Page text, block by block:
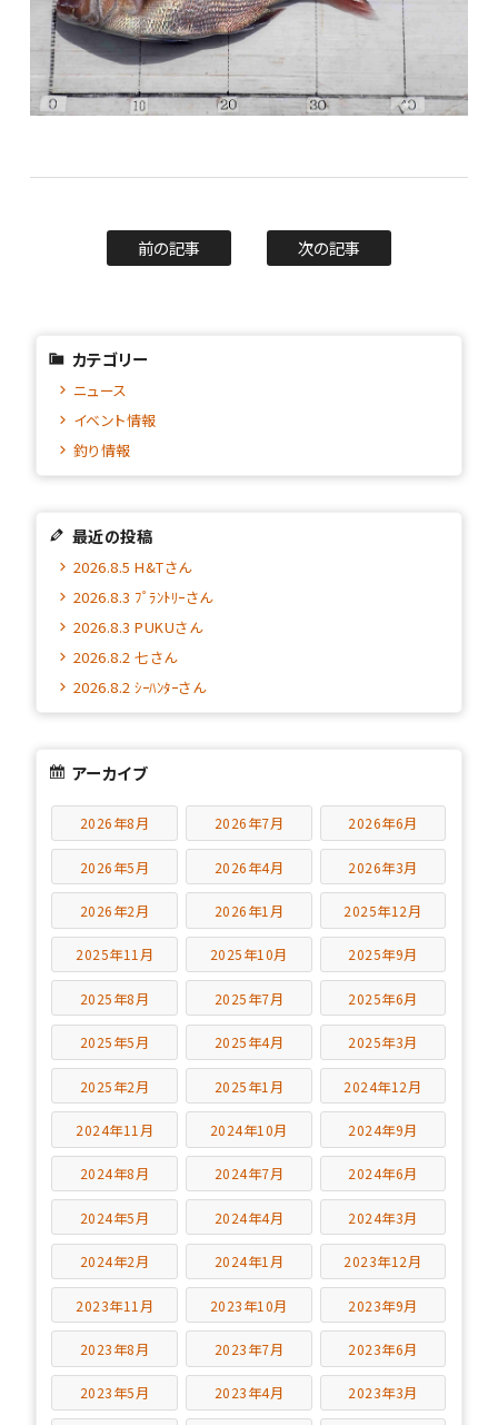
前の記事 次の記事
カテゴリー
ニュース
イベント情報
釣り情報
最近の投稿
2026.8.5 H&Tさん
2026.8.3 ﾌﾟﾗﾝﾄﾘｰさん
2026.8.3 PUKUさん
2026.8.2 七さん
2026.8.2 ｼｰﾊﾝﾀｰさん
アーカイブ
2026年8月 2026年7月 2026年6月
2026年5月 2026年4月 2026年3月
2026年2月 2026年1月 2025年12月
2025年11月 2025年10月 2025年9月
2025年8月 2025年7月 2025年6月
2025年5月 2025年4月 2025年3月
2025年2月 2025年1月 2024年12月
2024年11月 2024年10月 2024年9月
2024年8月 2024年7月 2024年6月
2024年5月 2024年4月 2024年3月
2024年2月 2024年1月 2023年12月
2023年11月 2023年10月 2023年9月
2023年8月 2023年7月 2023年6月
2023年5月 2023年4月 2023年3月